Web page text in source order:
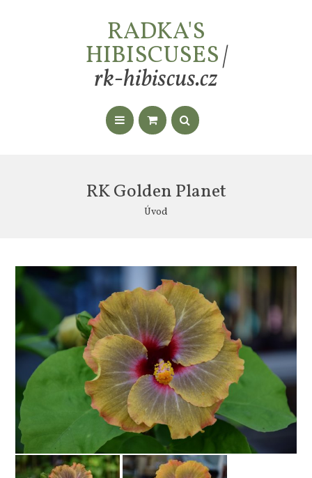
RADKA'S
HIBISCUSES|
rk-hibiscus.cz
RK Golden Planet
Úvod